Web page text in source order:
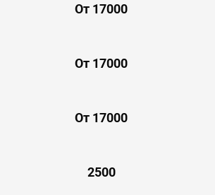
От 17000
От 17000
От 17000
2500